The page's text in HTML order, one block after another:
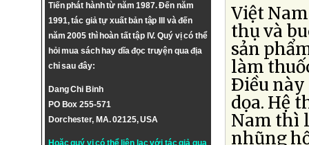
Tiến phát hành từ năm 1987. Đến năm
1991, tác giả tự xuất bản tập III và đến
năm 2005 thì hoàn tất tập IV. Quý vị có thể
hỏi mua sách hay dĩa đọc truyện qua địa
chỉ sau đây:
Dang Chi Binh
PO Box 255-571
Dorchester, MA. 02125, USA
Hoặc quý vị có thể liên lạc với tác giả qua
Việt
thụ và
sản
làm
Ðiều này
dọa. Hệ
Nam thì
nhũng